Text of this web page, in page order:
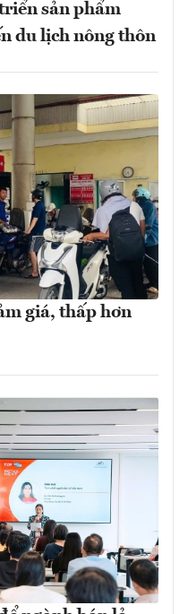
sản phẩm
du lịch nông thôn
giá, thấp hơn